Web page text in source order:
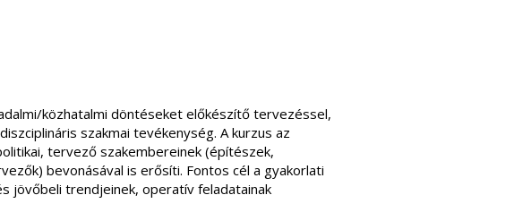
közhatalmi döntéseket előkészítő tervezéssel,
szakmai tevékenység. A kurzus az
tervező szakembereinek (építészek,
bevonásával is erősíti. Fontos cél a gyakorlati
jövőbeli trendjeinek, operatív feladatainak